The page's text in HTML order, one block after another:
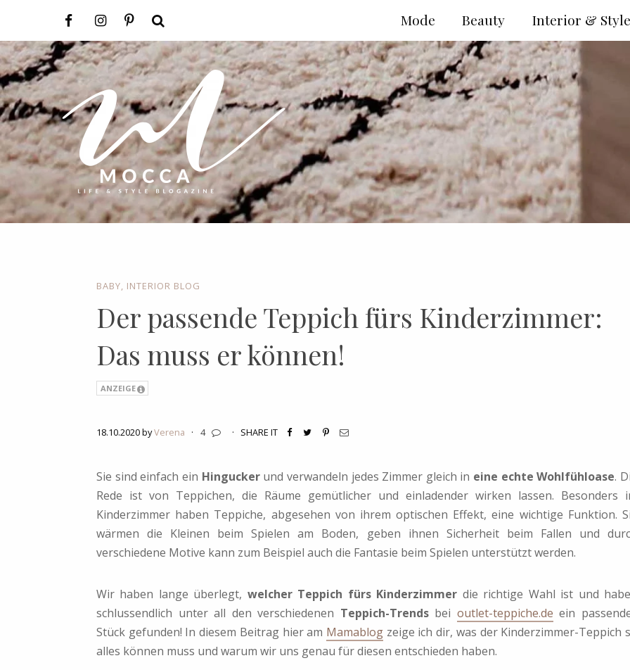
BABY INTERIOR BLOG
Der passende Teppich fürs Kinderzimmer:
Das muss er können!
ANZEIGE
18.10.2020 byVerena · 4 · SHARE IT
Sie sind einfach ein Hinguckerund verwandeln jedes Zimmer gleich in eine echte Wohlfühloase.
Rede ist von Teppichen, die Räume gemütlicher und einladender wirken lassen. Besonders
Kinderzimmer haben Teppiche, abgesehen von ihrem optischen Effekt, eine wichtige Funktion.
wärmen die Kleinen beim Spielen am Boden, geben ihnen Sicherheit beim Fallen und
verschiedene Motive kann zum Beispiel auch die Fantasie beim Spielen unterstützt werden.
Wir haben lange überlegt, welcher Teppich fürs Kinderzimmer die richtige Wahl ist und
schlussendlich unter all den verschiedenen Teppich-Trendsbei outlet-teppiche.de ein
Stück gefunden! In diesem Beitrag hier am Mamablog zeige ich dir, was der Kinderzimmer-Teppich
alles können muss und warum wir uns genau für diesen entschieden haben.
Interior & Style
Beauty
Mode